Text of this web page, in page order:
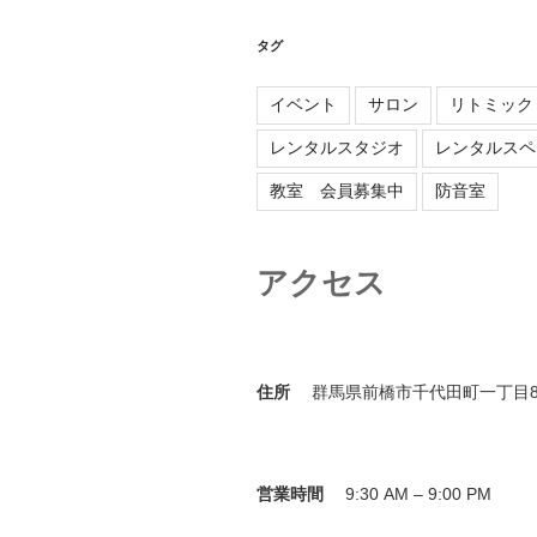
タグ
イベント サロン リトミック
レンタルスタジオ レンタルス
教室 会員募集中 防音室
アクセス
住所 群馬県前橋市千代田町一丁目
営業時間 9:30 AM – 9:00 PM